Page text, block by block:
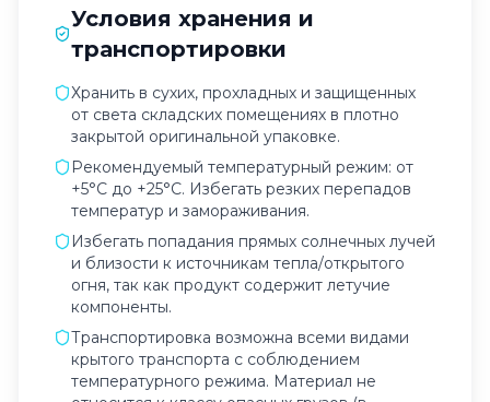
Условия хранения и
транспортировки
Хранить в сухих, прохладных и защищенных
от света складских помещениях в плотно
закрытой оригинальной упаковке.
Рекомендуемый температурный режим: от
+5°C до +25°C. Избегать резких перепадов
температур и замораживания.
Избегать попадания прямых солнечных лучей
и близости к источникам тепла/открытого
огня, так как продукт содержит летучие
компоненты.
Транспортировка возможна всеми видами
крытого транспорта с соблюдением
температурного режима. Материал не